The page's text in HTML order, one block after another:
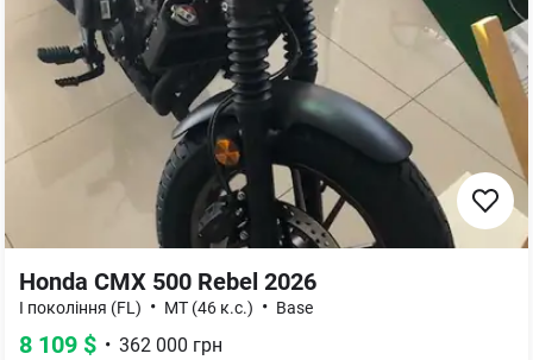
Honda CMX 500 Rebel 2026
I покоління (FL) • MT (46 к.с.) • Base
8 109 $ • 362 000 грн